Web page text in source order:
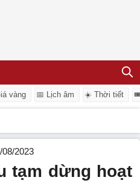
vàng 📅 Lịch âm ☀️ Thời tiết
08/2023
tạm dừng hoạt